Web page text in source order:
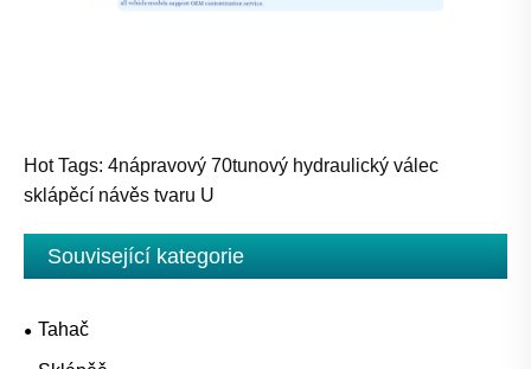
Hot Tags: 4nápravový 70tunový hydraulický válec
sklápěcí návěs tvaru U
Související kategorie
Tahač